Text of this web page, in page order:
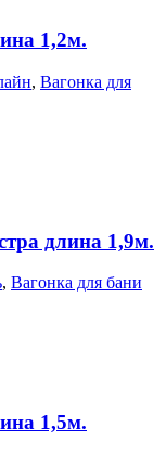
1,2м.
, Вагонка для
длина 1,9м.
, Вагонка для бани
1,5м.